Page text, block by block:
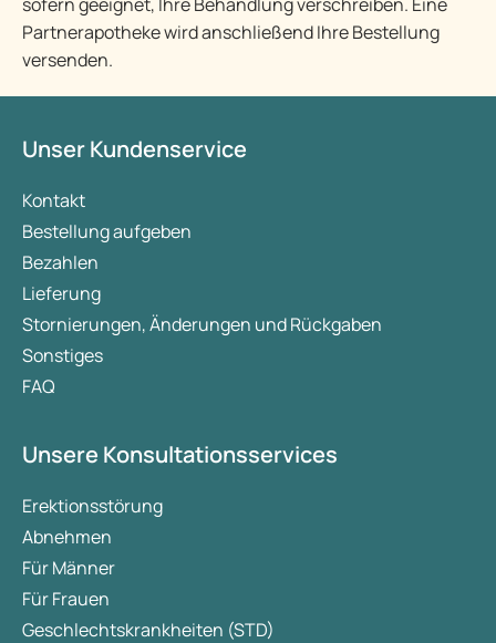
Partnerapotheke wird anschließend Ihre Bestellung
versenden.
Unser Kundenservice
Kontakt
Bestellung aufgeben
Bezahlen
Lieferung
Stornierungen, Änderungen und Rückgaben
Sonstiges
FAQ
Unsere Konsultationsservices
Erektionsstörung
Abnehmen
Für Männer
Für Frauen
Geschlechtskrankheiten (STD)